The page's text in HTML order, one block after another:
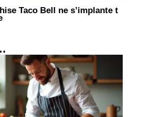
Taco Bell ne s’implante t